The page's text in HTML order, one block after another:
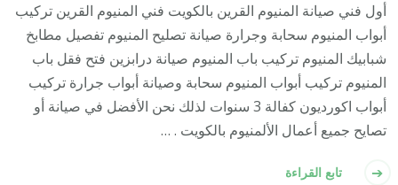
أول فني صيانة المنيوم القرين بالكويت فني المنيوم القرين تركيب
أبواب المنيوم سحابة وجرارة صيانة تصليح المنيوم تفصيل مطابخ
شبابيك المنيوم تركيب باب المنيوم صيانة درابزين فتح فقل باب
المنيوم تركيب أبواب المنيوم سحابة وصيانة أبواب جرارة تركيب
أبواب اكورديون كفالة 3 سنوات لذلك نحن الأفضل في صيانة أو
تصايح جميع أعمال الألمنيوم بالكويت . …
تابع القراءة